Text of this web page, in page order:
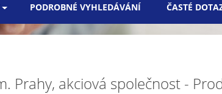
PODROBNÉ VYHLEDÁVÁNÍ ČASTÉ
Prahy, akciová společnost -